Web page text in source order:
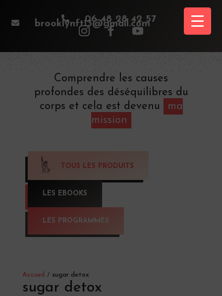
 06 48 28 42 57
 brooklynft13@gmail.com
Comprendre les causes
profondes des déséquilibres du
corps et cela est devenu
ma
mission
TOUS LES PRODUITS
LES EBOOKS
LES PROGRAMMES
Accueil / sugar detox
sugar detox